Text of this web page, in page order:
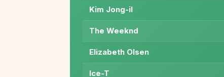
Kim Jong-il
The Weeknd
Elizabeth Olsen
Ice-T